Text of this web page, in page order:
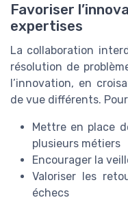
Favoriser
expertises
La collaboration
résolution de
l’innovation, en
de vue différents.
Mettre en place
plusieurs métiers
Encourager la
Valoriser les
échecs